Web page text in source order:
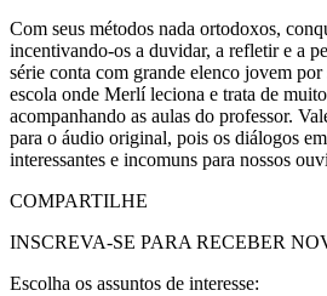
Com seus métodos nada ortodoxos,
incentivando-os a duvidar, a refletir e a
série conta com grande elenco jovem por
escola onde Merlí leciona e trata de
acompanhando as aulas do professor.
para o áudio original, pois os diálogos
interessantes e incomuns para nossos
COMPARTILHE
INSCREVA-SE PARA RECEBER
Escolha os assuntos de interesse: